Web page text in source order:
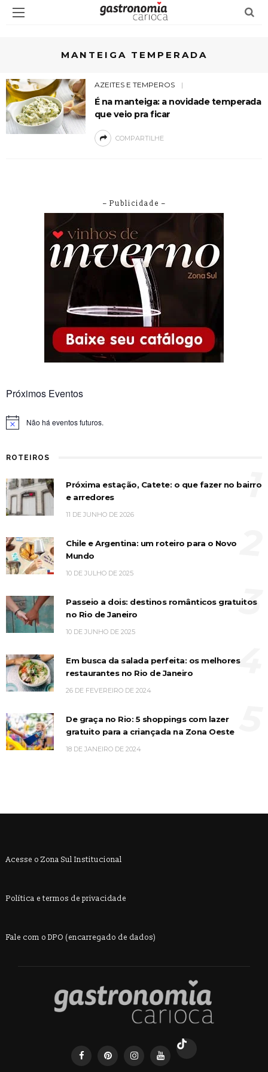
MANTEIGA TEMPERADA
AZEITES E TEMPEROS
É na manteiga: a novidade temperada
que veio pra ficar
COMPARTILHE
– Publicidade –
Próximos Eventos
Notice Não há eventos futuros.
ROTEIROS
Próxima estação, Catete: o que fazer no bairro
e arredores
11 DE JUNHO DE 2026
1
Chile e Argentina: um roteiro para o Novo
Mundo
10 DE JULHO DE 2025
Passeio a dois: destinos românticos gratuitos
no Rio de Janeiro
10 DE JUNHO DE 2025
3
Em busca da salada perfeita: os melhores
restaurantes no Rio de Janeiro
26 DE FEVEREIRO DE 2024
4
De graça no Rio: 5 shoppings com lazer
gratuito para a criançada na Zona Oeste
18 DE JANEIRO DE 2024
Acesse o Zona Sul Institucional
Política e termos de privacidade
Fale com o DPO (encarregado de dados)